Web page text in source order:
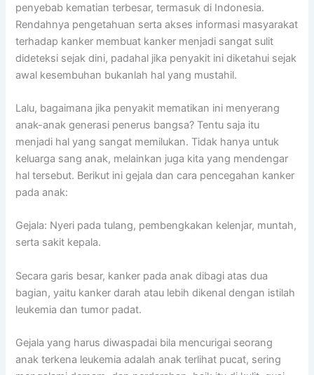
penyebab kematian terbesar, termasuk di Indonesia.
Rendahnya pengetahuan serta akses informasi masyarakat
terhadap kanker membuat kanker menjadi sangat sulit
dideteksi sejak dini, padahal jika penyakit ini diketahui sejak
awal kesembuhan bukanlah hal yang mustahil.
Lalu, bagaimana jika penyakit mematikan ini menyerang
anak-anak generasi penerus bangsa? Tentu saja itu
menjadi hal yang sangat memilukan. Tidak hanya untuk
keluarga sang anak, melainkan juga kita yang mendengar
hal tersebut. Berikut ini gejala dan cara pencegahan kanker
pada anak:
Gejala: Nyeri pada tulang, pembengkakan kelenjar, muntah,
serta sakit kepala.
Secara garis besar, kanker pada anak dibagi atas dua
bagian, yaitu kanker darah atau lebih dikenal dengan istilah
leukemia dan tumor padat.
Gejala yang harus diwaspadai bila mencurigai seorang
anak terkena leukemia adalah anak terlihat pucat, sering